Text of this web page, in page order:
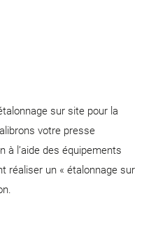
sur site pour la
votre presse
à l’aide des équipements
réaliser un « étalonnage sur